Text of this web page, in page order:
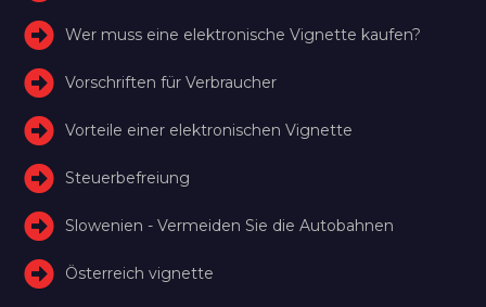
Wer muss eine elektronische Vignette kaufen?
Vorschriften für Verbraucher
Vorteile einer elektronischen Vignette
Steuerbefreiung
Slowenien - Vermeiden Sie die Autobahnen
Österreich vignette